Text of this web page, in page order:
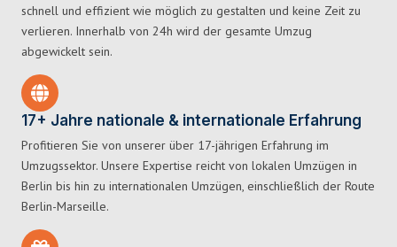
schnell und effizient wie möglich zu gestalten und keine Zeit zu
verlieren. Innerhalb von 24h wird der gesamte Umzug
abgewickelt sein.
17+ Jahre nationale & internationale Erfahrung
Profitieren Sie von unserer über 17-jährigen Erfahrung im
Umzugssektor. Unsere Expertise reicht von lokalen Umzügen in
Berlin bis hin zu internationalen Umzügen, einschließlich der Route
Berlin-Marseille.